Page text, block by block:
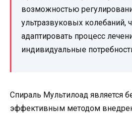
возможностью
ультразвуковых колебаний,
адаптировать процесс
индивидуальные
Спираль Мультилоад является
эффективным методом